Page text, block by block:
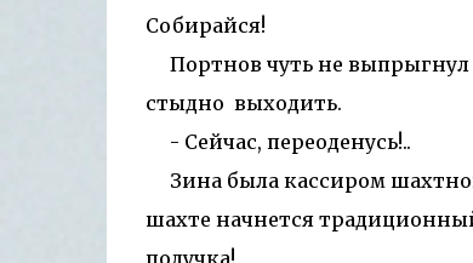
Собирайся!
Портнов чуть не выпрыгнул
стыдно выходить.
- Сейчас, переоденусь!..
Зина была кассиром шахтной
шахте начнется
получка!